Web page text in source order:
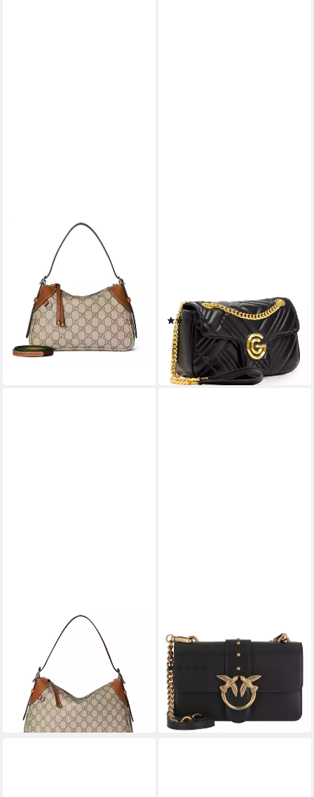
Schultertasche GG Emblem
1.290,00 €
1.650,00 €
lieferbar - in 2-3 Werktagen bei dir
Logoverzierung
(1)
99,95 €
lieferbar - in 1-2 Werktagen bei dir
Schultertasche GG Emblem
Medium Shoulder Bag
1.490,00 €
1.850,00 €
-19%
lieferbar - in 2-3 Werktagen bei dir
Umhängetasche Love One,
Leder
ab 275,00 €
lieferbar - in 2-3 Werktagen bei dir